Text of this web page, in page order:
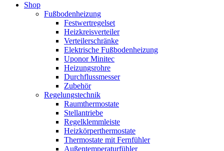
Shop
Fußbodenheizung
Festwertregelset
Heizkreisverteiler
Verteilerschränke
Elektrische Fußbodenheizung
Uponor Minitec
Heizungsrohre
Durchflussmesser
Zubehör
Regelungstechnik
Raumthermostate
Stellantriebe
Regelklemmleiste
Heizkörperthermostate
Thermostate mit Fernfühler
Außentemperaturfühler